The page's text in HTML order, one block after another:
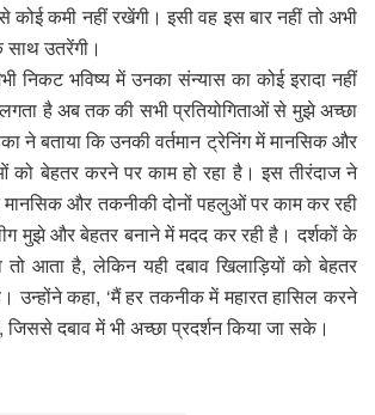
कमी नहीं रखेंगी। इसी वह इस बार नहीं तो अभी
साथ उतरेंगी।
निकट भविष्य में उनका संन्यास का कोई इरादा नहीं
है अब तक की सभी प्रतियोगिताओं से मुझे अच्छा
ने बताया कि उनकी वर्तमान ट्रेनिंग में मानसिक और
को बेहतर करने पर काम हो रहा है। इस तीरंदाज ने
और तकनीकी दोनों पहलुओं पर काम कर रही
मुझे और बेहतर बनाने में मदद कर रही है। दर्शकों के
आता है, लेकिन यही दबाव खिलाड़ियों को बेहतर
उन्होंने कहा, ‘मैं हर तकनीक में महारत हासिल करने
दबाव में भी अच्छा प्रदर्शन किया जा सके।